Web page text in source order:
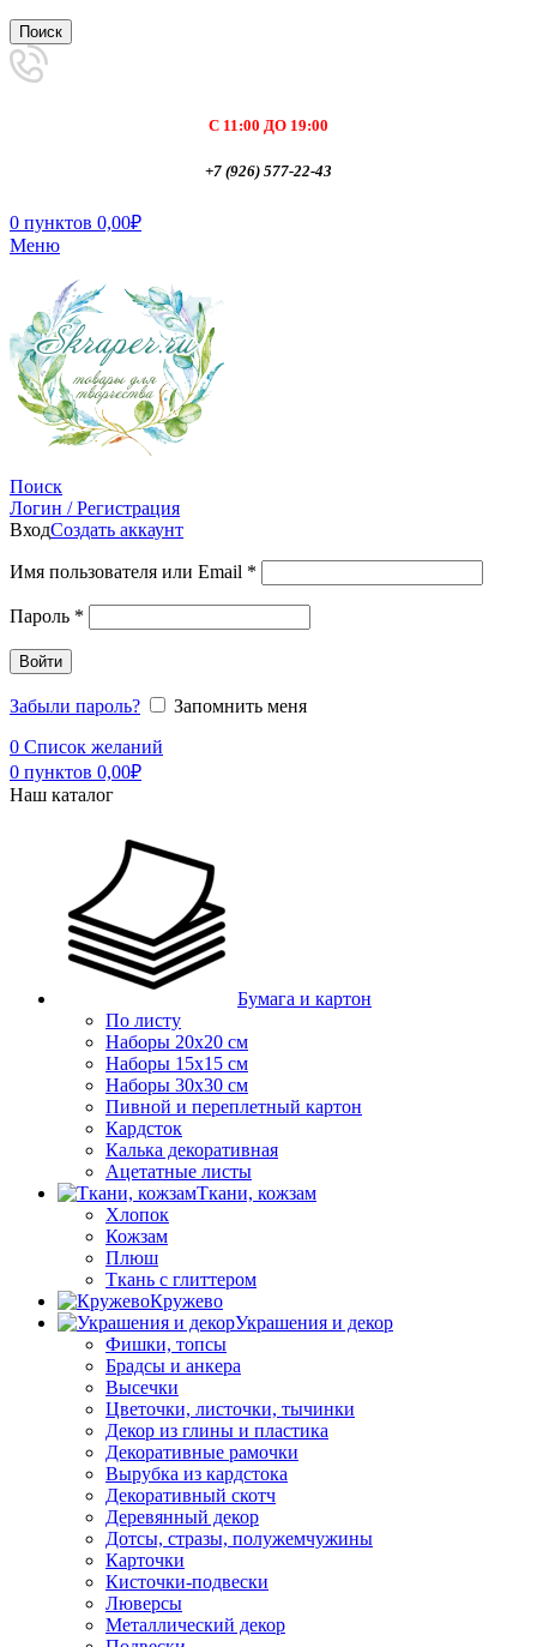
Поиск
С 11:00 ДО 19:00
+7 (926) 577-22-43
0 пунктов 0,00₽
Меню
Поиск
Логин / Регистрация
ВходСоздать аккаунт
Имя пользователя или Email *
Пароль *
Войти
Забыли пароль?
Запомнить меня
0 Список желаний
0 пунктов 0,00₽
Наш каталог
Бумага и картон
По листу
Наборы 20х20 см
Наборы 15х15 см
Наборы 30х30 см
Пивной и переплетный картон
Кардсток
Калька декоративная
Ацетатные листы
Ткани, кожзам
Хлопок
Кожзам
Плюш
Ткань с глиттером
Кружево
Украшения и декор
Фишки, топсы
Брадсы и анкера
Высечки
Цветочки, листочки, тычинки
Декор из глины и пластика
Декоративные рамочки
Вырубка из кардстока
Декоративный скотч
Деревянный декор
Дотсы, стразы, полужемчужины
Карточки
Кисточки-подвески
Люверсы
Металлический декор